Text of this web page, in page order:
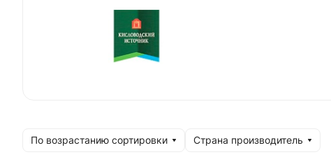
По возрастанию сортировки Страна производитель